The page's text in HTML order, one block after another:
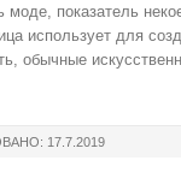
показатель
использует для
обычные
17.7.2019